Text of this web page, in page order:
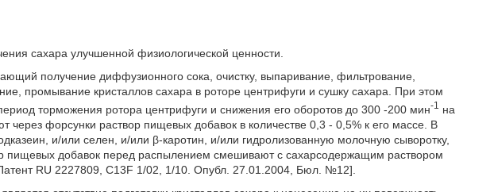
сахара улучшенной физиологической ценности.
получение диффузионного сока, очистку, выпаривание, фильтрование,
промывание кристаллов сахара в роторе центрифуги и сушку сахара. При этом
торможения ротора центрифуги и снижения его оборотов до 300 -200 мин-1
на
через форсунки раствор пищевых добавок в количестве 0,3 - 0,5% к его массе. В
и/или селен, и/или β-каротин, и/или гидролизованную молочную сыворотку,
пищевых добавок перед распылением смешивают с сахарсодержащим раствором
RU 2227809, C13F 1/02, 1/10. Опубл. 27.01.2004, Бюл. №12].